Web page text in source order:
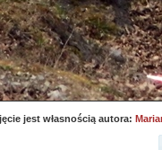
jest własnością autora: